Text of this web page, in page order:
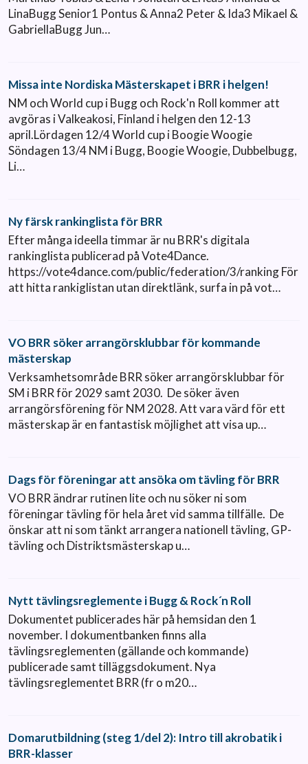
LinaBugg Senior1 Pontus & Anna2 Peter & Ida3 Mikael &
GabriellaBugg Jun…
Missa inte Nordiska Mästerskapet i BRR i helgen!
NM och World cup i Bugg och Rock'n Roll kommer att
avgöras i Valkeakosi, Finland i helgen den 12-13
april.Lördagen 12/4 World cup i Boogie Woogie
Söndagen 13/4 NM i Bugg, Boogie Woogie, Dubbelbugg,
Li…
Ny färsk rankinglista för BRR
Efter många ideella timmar är nu BRR's digitala
rankinglista publicerad på Vote4Dance.
https://vote4dance.com/public/federation/3/ranking För
att hitta rankiglistan utan direktlänk, surfa in på vot…
VO BRR söker arrangörsklubbar för kommande
mästerskap
Verksamhetsområde BRR söker arrangörsklubbar för
SM i BRR för 2029 samt 2030. De söker även
arrangörsförening för NM 2028. Att vara värd för ett
mästerskap är en fantastisk möjlighet att visa up…
Dags för föreningar att ansöka om tävling för BRR
VO BRR ändrar rutinen lite och nu söker ni som
föreningar tävling för hela året vid samma tillfälle. De
önskar att ni som tänkt arrangera nationell tävling, GP-
tävling och Distriktsmästerskap u…
Nytt tävlingsreglemente i Bugg & Rock´n Roll
Dokumentet publicerades här på hemsidan den 1
november. I dokumentbanken finns alla
tävlingsreglementen (gällande och kommande)
publicerade samt tilläggsdokument. Nya
tävlingsreglementet BRR (fr o m20…
Domarutbildning (steg 1/del 2): Intro till akrobatik i
BRR-klasser